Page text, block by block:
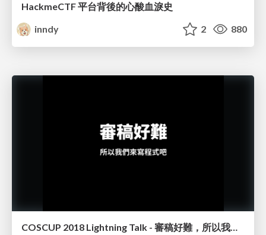
HackmeCTF 平台背後的心酸血淚史
inndy
2 880
COSCUP 2018 Lightning Talk - 審稿好難，所以我們來寫程式吧